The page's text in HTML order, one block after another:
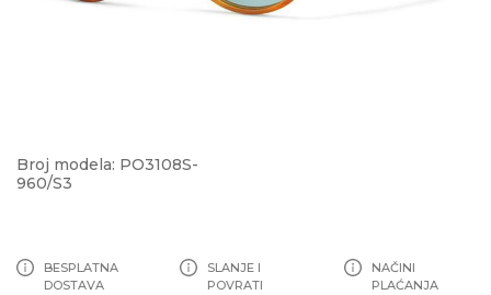
Broj modela: PO3108S-
960/S3
BESPLATNA
DOSTAVA
SLANJE I
POVRATI
NAČINI
PLAĆANJA